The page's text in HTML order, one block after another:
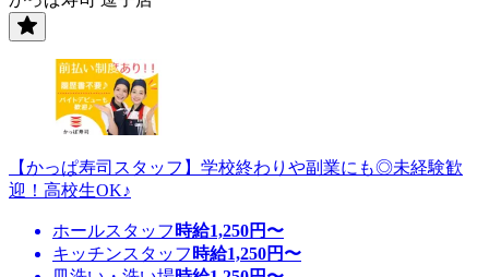
【かっぱ寿司スタッフ】学校終わりや副業にも◎未経験歓
迎！高校生OK♪
ホールスタッフ 時給1,250円〜
キッチンスタッフ 時給1,250円〜